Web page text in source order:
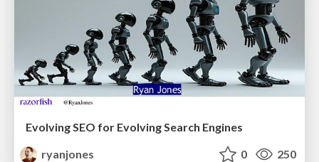
Evolving SEO for Evolving Search Engines
ryanjones
0 250